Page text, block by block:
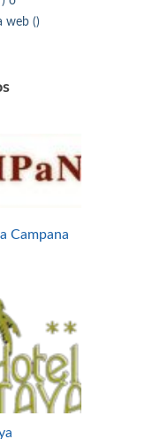
web ()
Campana